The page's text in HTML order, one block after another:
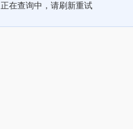
正在查询中，请刷新重试